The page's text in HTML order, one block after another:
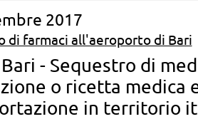
2017
di farmaci all'aeroporto di Bari
Bari - Sequestro di
o ricetta medica
in territorio